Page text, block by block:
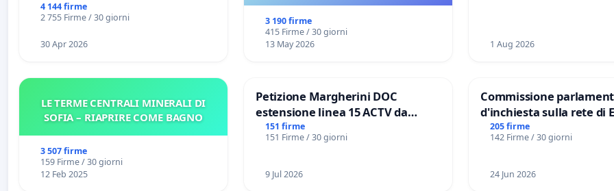
4 144 firme
2 755 Firme / 30 giorni
30 Apr 2026
3 190 firme
415 Firme / 30 giorni
13 May 2026
1 Aug 2026
LE TERME CENTRALI MINERALI DI
SOFIA – RIAPRIRE COME BAGNO
3 507 firme
159 Firme / 30 giorni
12 Feb 2025
Petizione Margherini DOC
estensione linea 15 ACTV da
Marghera P.zza S. Antonio
all'aeroporto Marco Polo tariffa a
151 firme
151 Firme / 30 giorni
9 Jul 2026
Commissione
d'inchiesta sulla rete di
del Mossad: verità sugli
Files
205 firme
142 Firme / 30 giorni
24 Jun 2026